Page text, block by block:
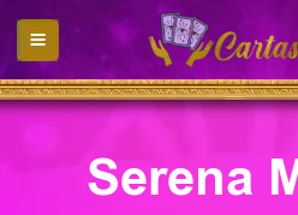
Serena